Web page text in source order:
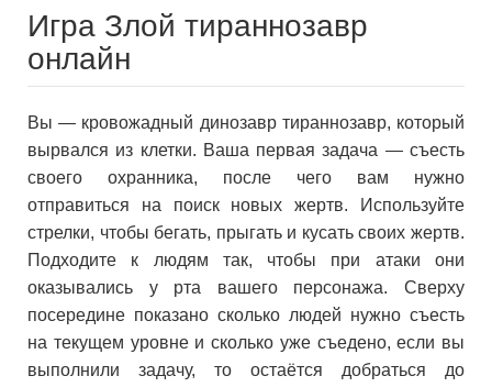
Игра Злой тираннозавр
онлайн
Вы — кровожадный динозавр тираннозавр, который
вырвался из клетки. Ваша первая задача — съесть
своего охранника, после чего вам нужно
отправиться на поиск новых жертв. Используйте
стрелки, чтобы бегать, прыгать и кусать своих жертв.
Подходите к людям так, чтобы при атаки они
оказывались у рта вашего персонажа. Сверху
посередине показано сколько людей нужно съесть
на текущем уровне и сколько уже съедено, если вы
выполнили задачу, то остаётся добраться до